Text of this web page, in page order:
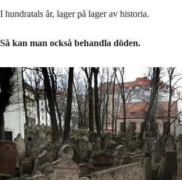
I hundratals år, lager på lager av historia.
Så kan man också behandla döden.